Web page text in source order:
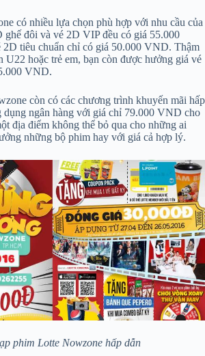
có nhiều lựa chọn phù hợp với nhu cầu của
ghế đôi và vé 2D VIP đều có giá 55.000
tiêu chuẩn chỉ có giá 50.000 VND. Thậm
U22 hoặc trẻ em, bạn còn được hưởng giá vé
VND.
còn có các chương trình khuyến mãi hấp
dụng ngân hàng với giá chỉ 79.000 VND cho
địa điểm không thể bỏ qua cho những ai
những bộ phim hay với giá cả hợp lý.
phim Lotte Nowzone hấp dẫn